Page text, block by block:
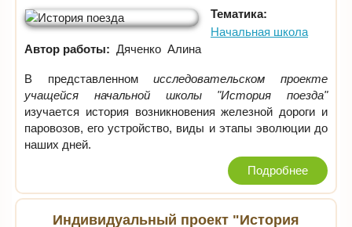
Тематика:
Начальная школа
Автор работы: Дяченко Алина
В представленномисследовательском проекте
учащейся начальной школы "История поезда"
изучается история возникновения железной дороги и
паровозов, его устройство, виды и этапы эволюции до
наших дней.
Подробнее
Индивидуальный проект "История